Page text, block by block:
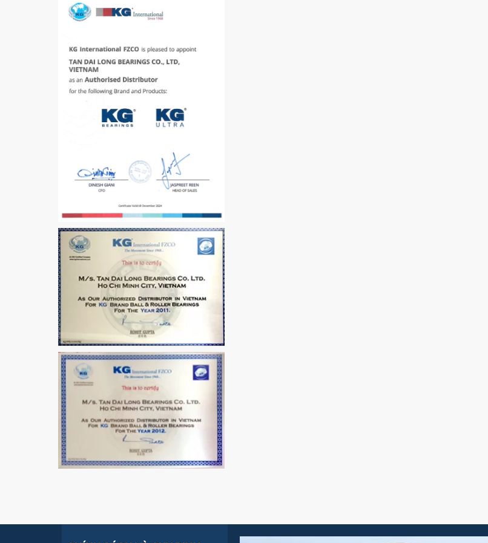
5200
VÒNG BI / BẠC ĐẠN
CHÀ TRÒN 51105
VÒNG BI / BẠC ĐẠN
CỐT BƠM NƯỚC
MĂNG XÔNG H2306
Vòng Bi / Bạc Đạn Ốc
Bích 7215 B
VÒNG BI / BẠC ĐẠN
MẮT TRÂU GE12
VÒNG BI / BẠC ĐẠN
CHÀ TRÒN 51106